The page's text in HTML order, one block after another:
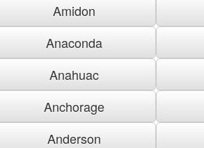
Amidon
Anaconda
Anahuac
Anchorage
Anderson